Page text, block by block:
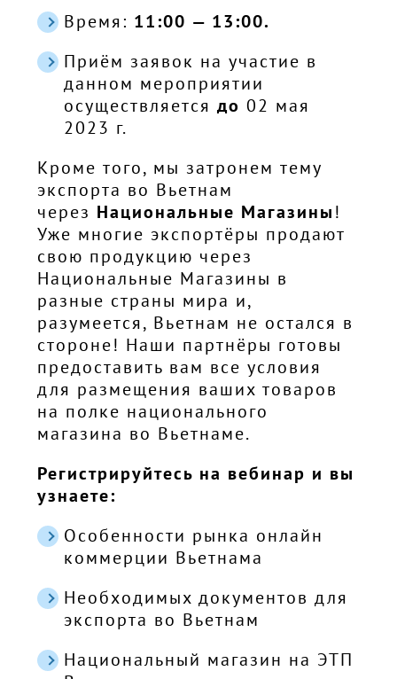
Время: 11:00 — 13:00.
Приём заявок на участие в
данном мероприятии
осуществляется до 02 мая
2023 г.
Кроме того, мы затронем тему
экспорта во Вьетнам
через Национальные Магазины !
Уже многие экспортёры продают
свою продукцию через
Национальные Магазины в
разные страны мира и,
разумеется, Вьетнам не остался в
стороне! Наши партнёры готовы
предоставить вам все условия
для размещения ваших товаров
на полке национального
магазина во Вьетнаме.
Регистрируйтесь на вебинар и вы
узнаете:
Особенности рынка онлайн
коммерции Вьетнама
Необходимых документов для
экспорта во Вьетнам
Национальный магазин на ЭТП